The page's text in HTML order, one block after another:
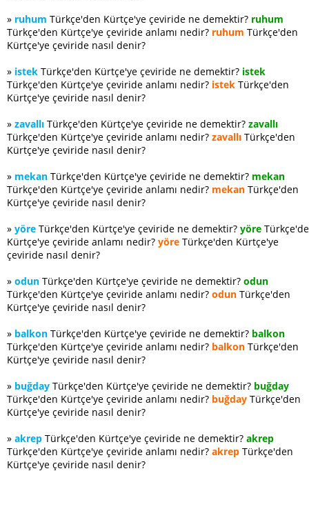
» ruhum Türkçe'den Kürtçe'ye çeviride ne demektir? ruhum
Türkçe'den Kürtçe'ye çeviride anlamı nedir? ruhum Türkçe'den
Kürtçe'ye çeviride nasıl denir?
» istek Türkçe'den Kürtçe'ye çeviride ne demektir? istek
Türkçe'den Kürtçe'ye çeviride anlamı nedir? istek Türkçe'den
Kürtçe'ye çeviride nasıl denir?
» zavallı Türkçe'den Kürtçe'ye çeviride ne demektir? zavallı
Türkçe'den Kürtçe'ye çeviride anlamı nedir? zavallı Türkçe'den
Kürtçe'ye çeviride nasıl denir?
» mekan Türkçe'den Kürtçe'ye çeviride ne demektir? mekan
Türkçe'den Kürtçe'ye çeviride anlamı nedir? mekan Türkçe'den
Kürtçe'ye çeviride nasıl denir?
» yöre Türkçe'den Kürtçe'ye çeviride ne demektir? yöre
Kürtçe'ye çeviride anlamı nedir? yöre Türkçe'den Kürtçe'ye
çeviride nasıl denir?
» odun Türkçe'den Kürtçe'ye çeviride ne demektir? odun
Türkçe'den Kürtçe'ye çeviride anlamı nedir? odun Türkçe'den
Kürtçe'ye çeviride nasıl denir?
» balkon Türkçe'den Kürtçe'ye çeviride ne demektir? balkon
Türkçe'den Kürtçe'ye çeviride anlamı nedir? balkon Türkçe'den
Kürtçe'ye çeviride nasıl denir?
» buğday Türkçe'den Kürtçe'ye çeviride ne demektir? buğday
Türkçe'den Kürtçe'ye çeviride anlamı nedir? buğday Türkçe'den
Kürtçe'ye çeviride nasıl denir?
» akrep Türkçe'den Kürtçe'ye çeviride ne demektir? akrep
Türkçe'den Kürtçe'ye çeviride anlamı nedir? akrep Türkçe'den
Kürtçe'ye çeviride nasıl denir?